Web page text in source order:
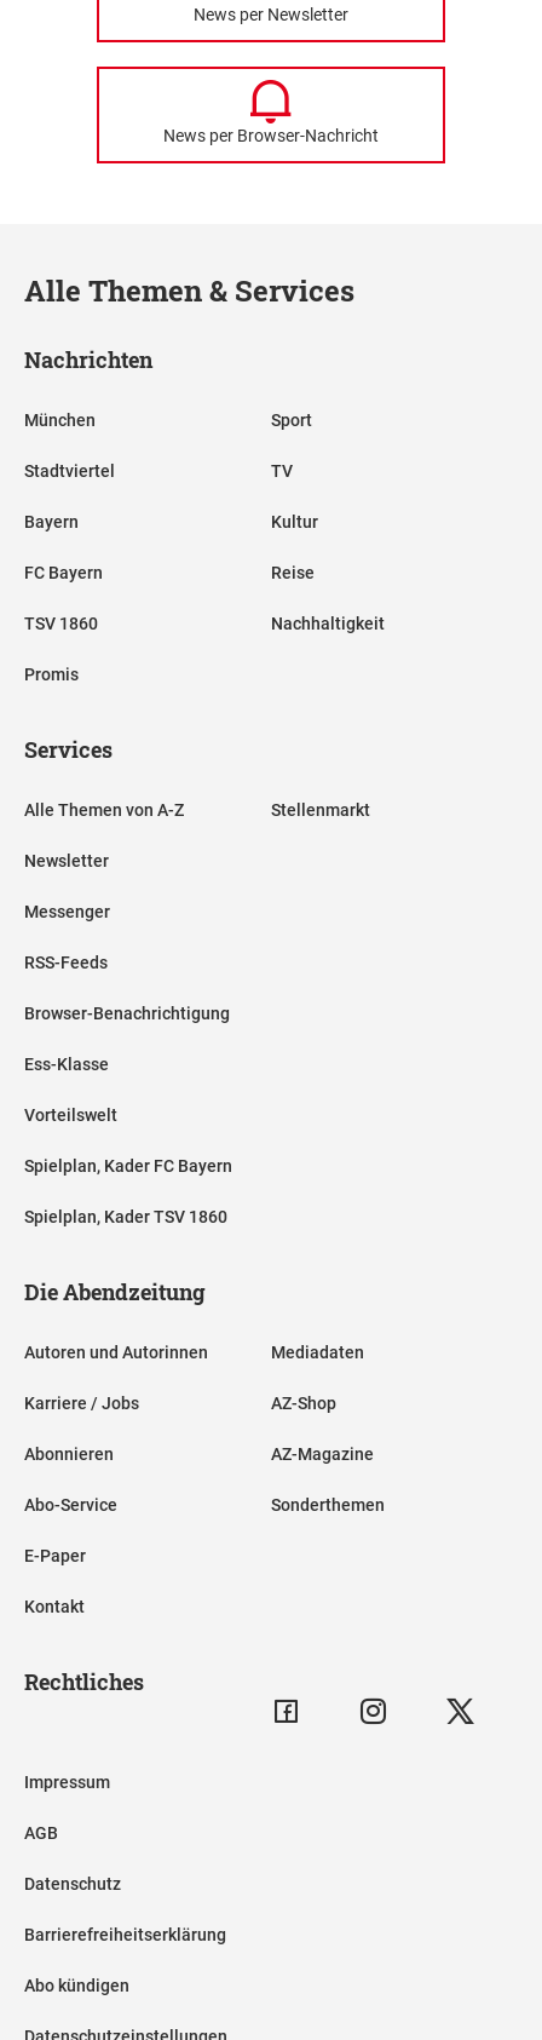
News per Newsletter
News per Browser-Nachricht
Alle Themen & Services
Nachrichten
München
Stadtviertel
Bayern
FC Bayern
TSV 1860
Promis
Sport
TV
Kultur
Reise
Nachhaltigkeit
Services
Alle Themen von A-Z
Newsletter
Messenger
RSS-Feeds
Browser-Benachrichtigung
Ess-Klasse
Vorteilswelt
Spielplan, Kader FC Bayern
Spielplan, Kader TSV 1860
Stellenmarkt
Die Abendzeitung
Autoren und Autorinnen
Karriere / Jobs
Abonnieren
Abo-Service
E-Paper
Kontakt
Mediadaten
AZ-Shop
AZ-Magazine
Sonderthemen
Rechtliches
Impressum
AGB
Datenschutz
Barrierefreiheitserklärung
Abo kündigen
Datenschutzeinstellungen